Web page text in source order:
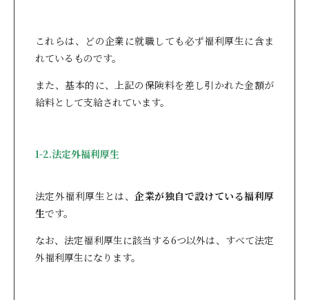
これらは、どの企業に就職しても必ず福利厚生に含ま
れているものです。
また、基本的に、上記の保険料を差し引かれた金額が
給料として支給されています。
1-2.法定外福利厚生
法定外福利厚生とは、企業が独自で設けている福利厚
生です。
なお、法定福利厚生に該当する6つ以外は、すべて法定
外福利厚生になります。